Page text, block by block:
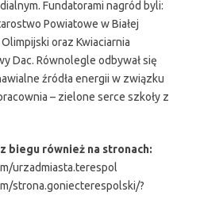
Fundatorami nagród byli:
Powiatowe w Białej
oraz Kwiaciarnia
Dac. Równolegle odbywał się
źródła energii w związku
– zielone serce szkoły z
biegu również na stronach:
urzadmiasta.terespol
strona.goniecterespolski/?